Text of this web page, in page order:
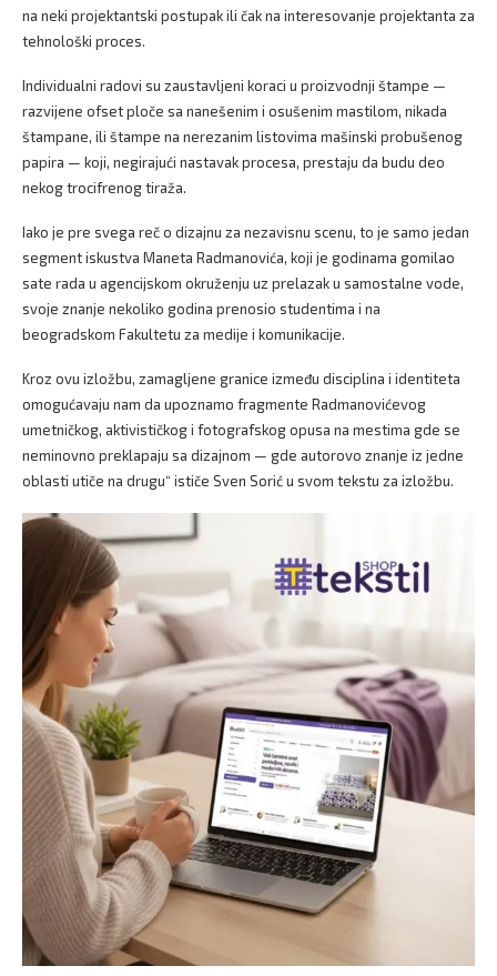
na neki projektantski postupak ili čak na interesovanje projektanta za
tehnološki proces.
Individualni radovi su zaustavljeni koraci u proizvodnji štampe —
razvijene ofset ploče sa nanešenim i osušenim mastilom, nikada
štampane, ili štampe na nerezanim listovima mašinski probušenog
papira — koji, negirajući nastavak procesa, prestaju da budu deo
nekog trocifrenog tiraža.
Iako je pre svega reč o dizajnu za nezavisnu scenu, to je samo jedan
segment iskustva Maneta Radmanovića, koji je godinama gomilao
sate rada u agencijskom okruženju uz prelazak u samostalne vode,
svoje znanje nekoliko godina prenosio studentima i na
beogradskom Fakultetu za medije i komunikacije.
Kroz ovu izložbu, zamagljene granice između disciplina i identiteta
omogućavaju nam da upoznamo fragmente Radmanovićevog
umetničkog, aktivističkog i fotografskog opusa na mestima gde se
neminovno preklapaju sa dizajnom — gde autorovo znanje iz jedne
oblasti utiče na drugu“ ističe Sven Sorić u svom tekstu za izložbu.